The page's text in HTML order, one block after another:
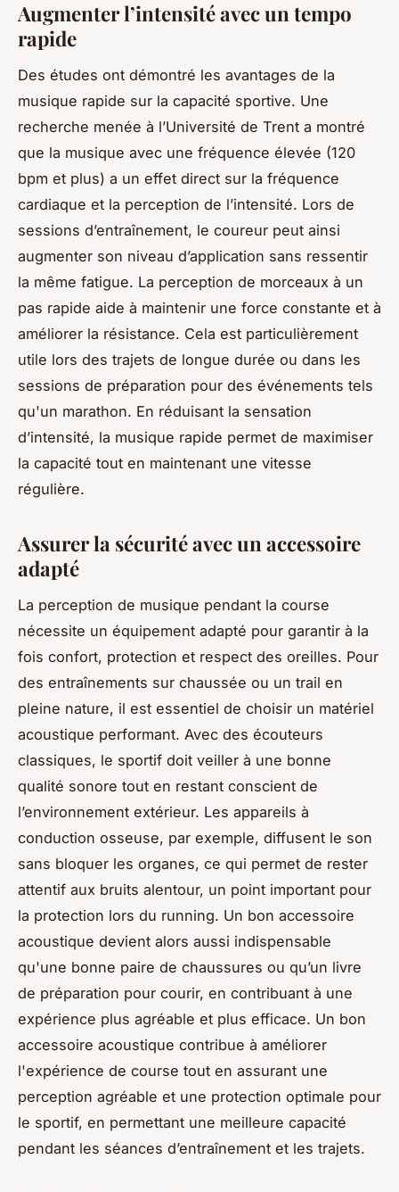
Augmenter l’intensité avec un tempo
rapide
Des études ont démontré les avantages de la
musique rapide sur la capacité sportive. Une
recherche menée à l’Université de Trent a montré
que la musique avec une fréquence élevée (120
bpm et plus) a un effet direct sur la fréquence
cardiaque et la perception de l’intensité. Lors de
sessions d’entraînement, le coureur peut ainsi
augmenter son niveau d’application sans ressentir
la même fatigue. La perception de morceaux à un
pas rapide aide à maintenir une force constante et à
améliorer la résistance. Cela est particulièrement
utile lors des trajets de longue durée ou dans les
sessions de préparation pour des événements tels
qu'un marathon. En réduisant la sensation
d’intensité, la musique rapide permet de maximiser
la capacité tout en maintenant une vitesse
régulière.
Assurer la sécurité avec un accessoire
adapté
La perception de musique pendant la course
nécessite un équipement adapté pour garantir à la
fois confort, protection et respect des oreilles. Pour
des entraînements sur chaussée ou un trail en
pleine nature, il est essentiel de choisir un matériel
acoustique performant. Avec des écouteurs
classiques, le sportif doit veiller à une bonne
qualité sonore tout en restant conscient de
l’environnement extérieur. Les appareils à
conduction osseuse, par exemple, diffusent le son
sans bloquer les organes, ce qui permet de rester
attentif aux bruits alentour, un point important pour
la protection lors du running. Un bon accessoire
acoustique devient alors aussi indispensable
qu'une bonne paire de chaussures ou qu’un livre
de préparation pour courir, en contribuant à une
expérience plus agréable et plus efficace. Un bon
accessoire acoustique contribue à améliorer
l'expérience de course tout en assurant une
perception agréable et une protection optimale pour
le sportif, en permettant une meilleure capacité
pendant les séances d’entraînement et les trajets.